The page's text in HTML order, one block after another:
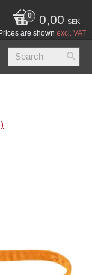
0,00 SEK
Prices are shown excl. VAT